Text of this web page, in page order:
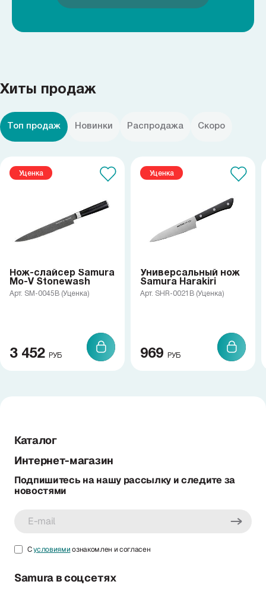
Хиты продаж
Топ продаж Новинки Распродажа Скоро
Уценка
Нож-слайсер Samura
Mo-V Stonewash
Арт. SM-0045B (Уценка)
3 452 РУБ
Уценка
Универсальный нож
Samura Harakiri
Арт. SHR-0021B (Уценка)
969 РУБ
Каталог
Интернет-магазин
Подпишитесь на нашу рассылку и следите за
новостями
Сусловиямиознакомлен и согласен
Samura в соцсетях